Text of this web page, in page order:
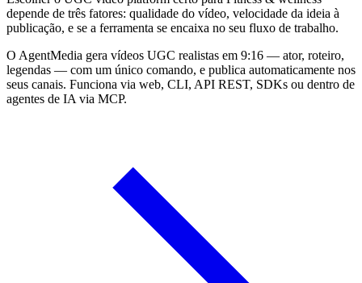
depende de três fatores: qualidade do vídeo, velocidade da ideia à
publicação, e se a ferramenta se encaixa no seu fluxo de trabalho.
O AgentMedia gera vídeos UGC realistas em 9:16 — ator, roteiro,
legendas — com um único comando, e publica automaticamente nos
seus canais. Funciona via web, CLI, API REST, SDKs ou dentro de
agentes de IA via MCP.